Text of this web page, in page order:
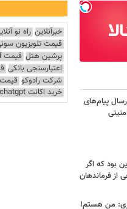
پیام‌های
بود که اگر
فرماندهان
من هستم!
خبرآنلاین راه نو
قیمت تلویزیون
پرشین هتل قیمت
اعتبارسنجی بانکی
شرکت رادوکو
خرید اکانت chatgpt